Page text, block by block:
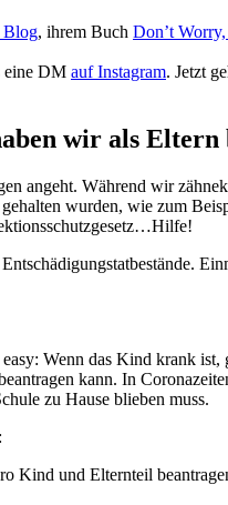
Blog, ihrem Buch Don’t
eine DM auf Instagram. Jetzt
wir als Eltern
angeht. Während wir
wurden, wie zum
Wenn das Kind krank
kann. In
zu Hause blieben muss.
Kind und Elternteil